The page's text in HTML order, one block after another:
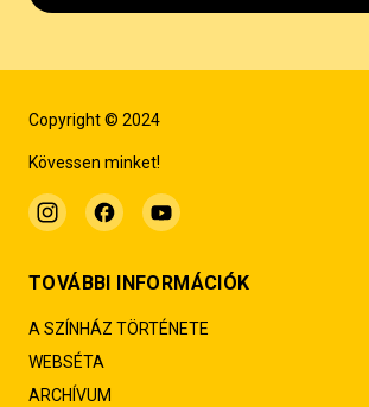
Copyright © 2024
Kövessen minket!
TOVÁBBI INFORMÁCIÓK
A SZÍNHÁZ TÖRTÉNETE
WEBSÉTA
ARCHÍVUM